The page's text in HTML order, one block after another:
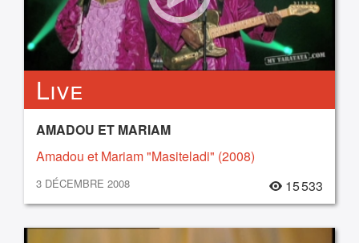
Live
AMADOU ET MARIAM
Amadou et Mariam "Masiteladi" (2008)
3 DÉCEMBRE 2008 15 533